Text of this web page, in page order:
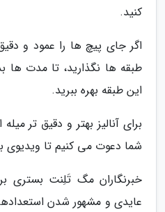
کنید.
اگر جای پیچ ها را عمود و
طبقه ها نگذارید، تا مدت
این طبقه بهره ببرید.
شما دعوت می کنیم تا ویدیوی
خبرنگاران مگ تَلِنت
عایدی و مشهور شدن